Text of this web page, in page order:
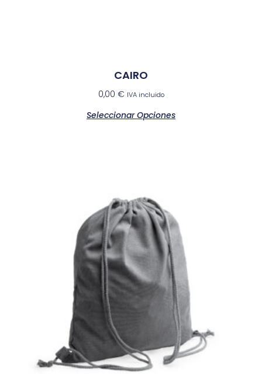
CAIRO
0,00 € IVA incluido
Seleccionar Opciones